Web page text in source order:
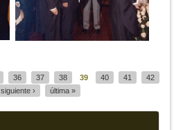
36 37 38 39 40 41
42
siguiente › última »